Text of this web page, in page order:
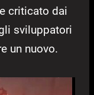
criticato dai
sviluppatori
un nuovo.